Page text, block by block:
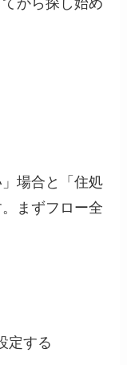
から探し始め
」場合と「住処
まずフロー全
定する